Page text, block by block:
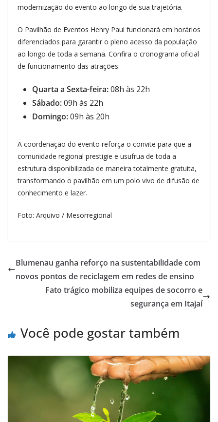
modernização do evento ao longo de sua trajetória.
O Pavilhão de Eventos Henry Paul funcionará em horários
diferenciados para garantir o pleno acesso da população
ao longo de toda a semana. Confira o cronograma oficial
de funcionamento das atrações:
Quarta a Sexta-feira:08h às 22h
Sábado:09h às 22h
Domingo:09h às 20h
A coordenação do evento reforça o convite para que a
comunidade regional prestigie e usufrua de toda a
estrutura disponibilizada de maneira totalmente gratuita,
transformando o pavilhão em um polo vivo de difusão de
conhecimento e lazer.
Foto: Arquivo / Mesorregional
Blumenau ganha reforço na sustentabilidade com
novos pontos de reciclagem em redes de ensino
Fato trágico mobiliza equipes de socorro e
segurança em Itajaí
Você pode gostar também